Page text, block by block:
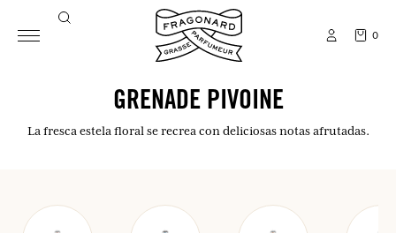
0
GRENADE PIVOINE
La fresca estela floral se recrea con deliciosas notas afrutadas.